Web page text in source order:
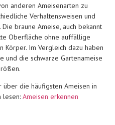
anderen Ameisenarten zu
Verhaltensweisen und
braune Ameise, auch bekannt
Oberfläche ohne auffällige
Körper. Im Vergleich dazu haben
und die schwarze Gartenameise
die häufigsten Ameisen in
lesen: Ameisen erkennen